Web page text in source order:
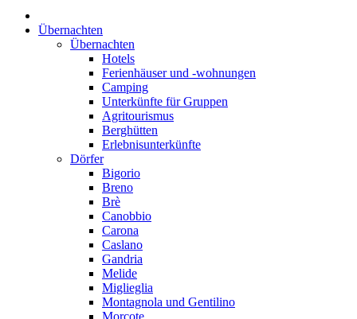
Übernachten
Übernachten
Hotels
Ferienhäuser und -wohnungen
Camping
Unterkünfte für Gruppen
Agritourismus
Berghütten
Erlebnisunterkünfte
Dörfer
Bigorio
Breno
Brè
Canobbio
Carona
Caslano
Gandria
Melide
Miglieglia
Montagnola und Gentilino
Morcote